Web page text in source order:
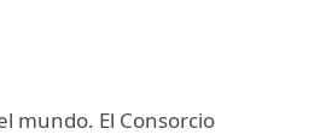
mundo. El Consorcio